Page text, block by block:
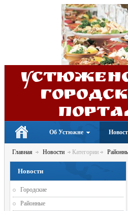
Об Устюжне
Главная Новости Категории
Новости
Городские
Районные